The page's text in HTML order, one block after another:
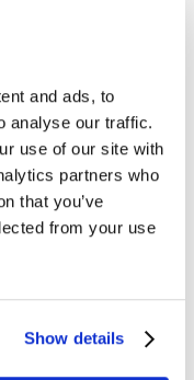
and ads, to
analyse our traffic.
use of our site with
partners who
that you’ve
from your use
Show details
web, el comprador
una
conocidos.
comprador
(el 48%)
es decir,